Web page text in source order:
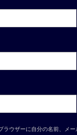
ウザーに自分の名前、メー